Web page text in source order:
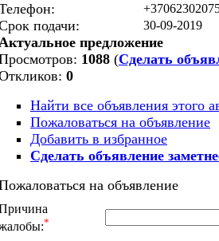
подачи: 30-09-2019
предложение
1088 (Сделать
0
Найти все объявления этого
Пожаловаться на объявление
Добавить в избранное
Сделать объявление
на объявление
*